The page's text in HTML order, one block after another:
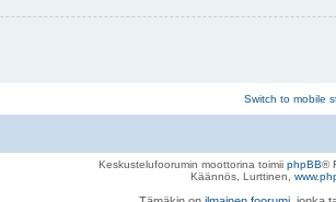
Switch to mobile
Keskustelufoorumin moottorina toimii phpBB®
Käännös, Lurttinen,